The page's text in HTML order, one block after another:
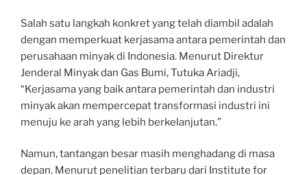
Salah satu langkah konkret yang telah diambil adalah
dengan memperkuat kerjasama antara pemerintah dan
perusahaan minyak di Indonesia. Menurut Direktur
Jenderal Minyak dan Gas Bumi, Tutuka Ariadji,
“Kerjasama yang baik antara pemerintah dan industri
minyak akan mempercepat transformasi industri ini
menuju ke arah yang lebih berkelanjutan.”
Namun, tantangan besar masih menghadang di masa
depan. Menurut penelitian terbaru dari Institute for